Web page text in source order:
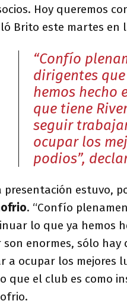
Hoy queremos
Brito este martes en
“Confío
dirigentes
hemos hecho
que tiene
seguir
ocupar los
podios”,
presentación estuvo,
. “Confío
lo que ya hemos
son enormes, sólo
a ocupar los mejores
que el club es como